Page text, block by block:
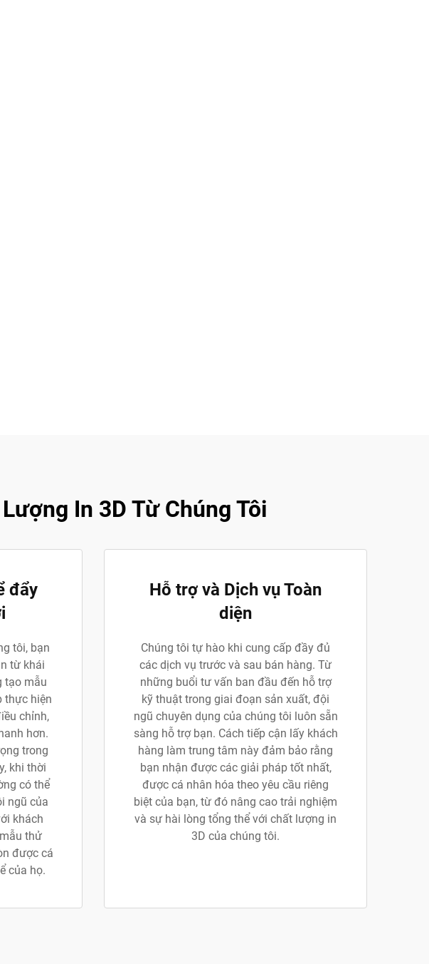
In 3D Từ Chúng Tôi
đẩy
tôi, bạn
từ khái
tạo mẫu
thực hiện
chỉnh,
hơn.
trong
khi thời
có thể
ngũ của
khách
thử
được cá
của họ.
Hỗ trợ và Dịch vụ Toàn
diện
Chúng tôi tự hào khi cung cấp đầy đủ
các dịch vụ trước và sau bán hàng. Từ
những buổi tư vấn ban đầu đến hỗ trợ
kỹ thuật trong giai đoạn sản xuất, đội
ngũ chuyên dụng của chúng tôi luôn sẵn
sàng hỗ trợ bạn. Cách tiếp cận lấy khách
hàng làm trung tâm này đảm bảo rằng
bạn nhận được các giải pháp tốt nhất,
được cá nhân hóa theo yêu cầu riêng
biệt của bạn, từ đó nâng cao trải nghiệm
và sự hài lòng tổng thể với chất lượng in
3D của chúng tôi.